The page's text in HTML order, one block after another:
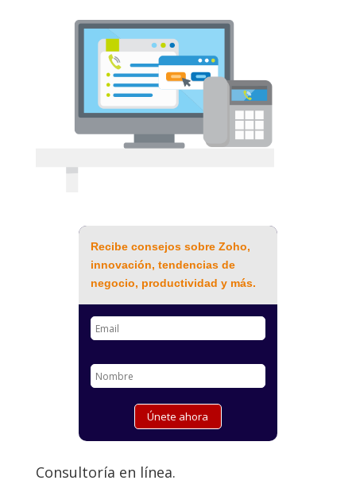
Recibe consejos sobre Zoho,
innovación, tendencias de
negocio, productividad y más.
Consultoría en línea.